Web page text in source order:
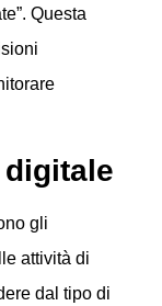
Questa
gli
attività di
dal tipo di